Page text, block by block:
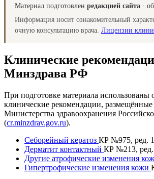
Материал подготовлен редакцией сайта ·
Информация носит ознакомительный
очную консультацию врача. Лицензии
Клинические
Минздрава РФ
При подготовке материала использованы
клинические рекомендации, размещённые
Министерства здравоохранения
(cr.minzdrav.gov.ru).
Себорейный кератоз КР №975, ред. 1
Дерматит контактный КР №213,
Другие атрофические изменения
Гипертрофические изменения кожи